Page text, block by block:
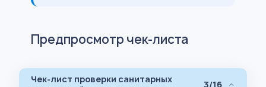
Предпросмотр чек-листа
Чек-лист проверки санитарных
3/16